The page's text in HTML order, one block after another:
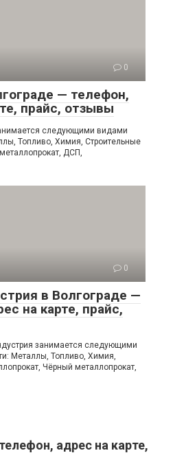
0
— телефон,
прайс, отзывы
следующими видами
Топливо, Химия, Строительные
ДСП,
0
в Волгограде —
на карте, прайс,
занимается следующими
Металлы, Топливо, Химия,
Чёрный металлопрокат,
адрес на карте,